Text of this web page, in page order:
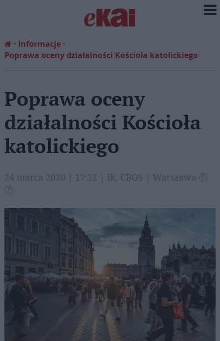
Informacje
Poprawa oceny działalności Kościoła katolickiego
Poprawa oceny
działalności Kościoła
katolickiego
24 marca 2020 | 17:12 | lk, CBOS | Warszawa Ⓒ
Ⓟ